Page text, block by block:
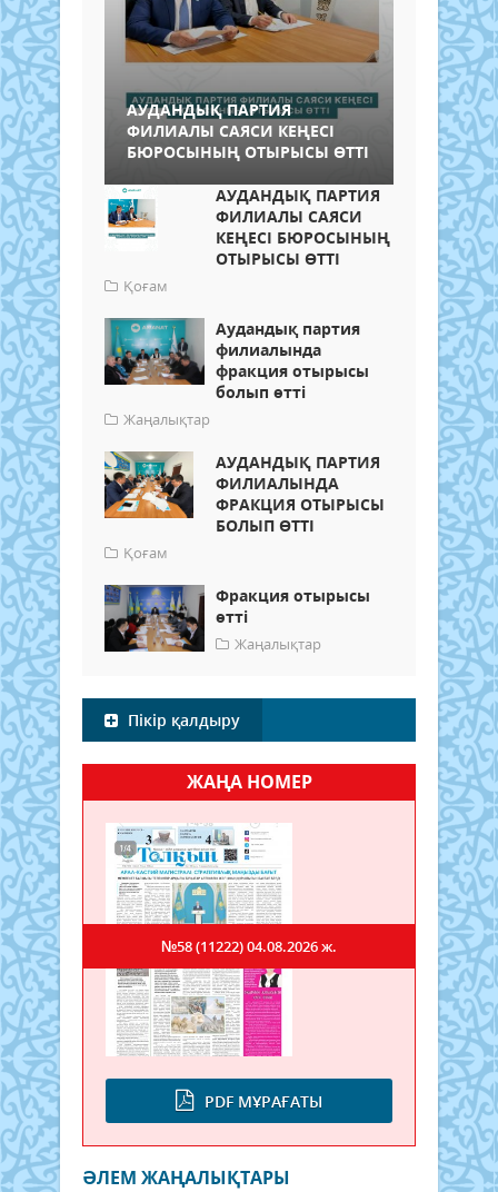
АУДАНДЫҚ ПАРТИЯ
ФИЛИАЛЫ САЯСИ КЕҢЕСІ
БЮРОСЫНЫҢ ОТЫРЫСЫ ӨТТІ
АУДАНДЫҚ ПАРТИЯ
ФИЛИАЛЫ САЯСИ
КЕҢЕСІ БЮРОСЫНЫҢ
ОТЫРЫСЫ ӨТТІ
Қоғам
Аудандық партия
филиалында
фракция отырысы
болып өтті
Жаңалықтар
АУДАНДЫҚ ПАРТИЯ
ФИЛИАЛЫНДА
ФРАКЦИЯ ОТЫРЫСЫ
БОЛЫП ӨТТІ
Қоғам
Фракция отырысы
өтті
Жаңалықтар
Пікір қалдыру
ЖАҢА НОМЕР
PDF МҰРАҒАТЫ
№58 (11222)04.08.2026 ж.
ӘЛЕМ ЖАҢАЛЫҚТАРЫ